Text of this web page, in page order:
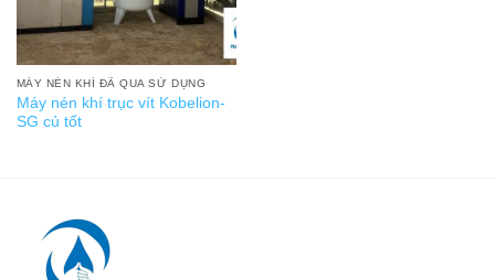
MÁY NÉN KHÍ ĐÃ QUA SỬ DỤNG
Máy nén khí trục vít Kobelion-
SG củ tốt